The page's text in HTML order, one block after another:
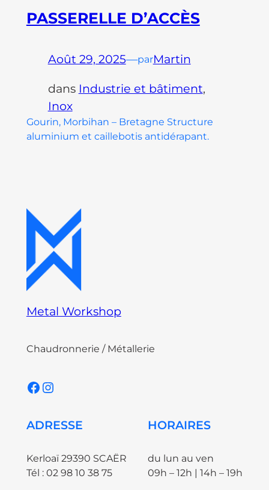
PASSERELLE D’ACCÈS
Août 29, 2025—parMartin
dans Industrie et bâtiment
Inox
Gourin, Morbihan – Bretagne Structure
aluminium et caillebotis antidérapant.
Metal Workshop
Chaudronnerie / Métallerie
Facebook Instagram
ADRESSE
Kerloaï 29390 SCAËR
Tél : 02 98 10 38 75
HORAIRES
du lun au ven
09h – 12h | 14h – 19h